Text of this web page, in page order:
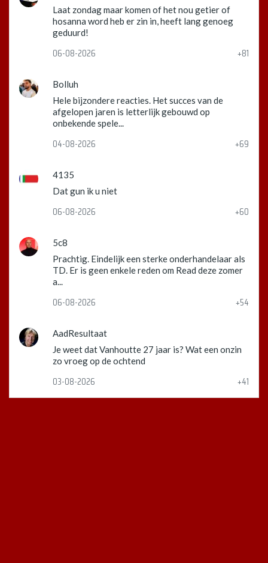
Laat zondag maar komen of het nou getier of
hosanna word heb er zin in, heeft lang genoeg
geduurd!
06-08-2026 +81
Bolluh
Hele bijzondere reacties. Het succes van de
afgelopen jaren is letterlijk gebouwd op
onbekende spele...
04-08-2026 +69
4135
Dat gun ik u niet
06-08-2026 +60
5c8
Prachtig. Eindelijk een sterke onderhandelaar als
TD. Er is geen enkele reden om Read deze zomer
a...
06-08-2026 +54
AadResultaat
Je weet dat Vanhoutte 27 jaar is? Wat een onzin
zo vroeg op de ochtend
03-08-2026 +41